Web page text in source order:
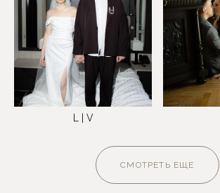
L | V
СМОТРЕТЬ ЕЩЕ